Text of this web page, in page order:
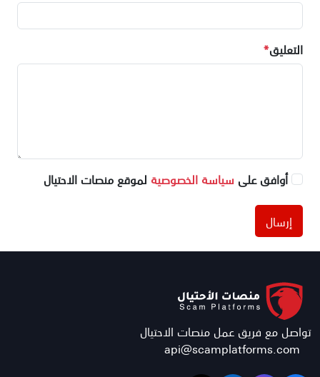
التعليق*
أوافق على سياسة الخصوصية لموقع منصات الاحتيال
إرسال
تواصل مع فريق عمل منصات الاحتيال
api@scamplatforms.com